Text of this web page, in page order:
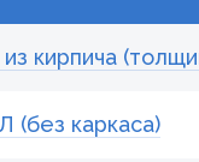
кирпича
(без каркаса)